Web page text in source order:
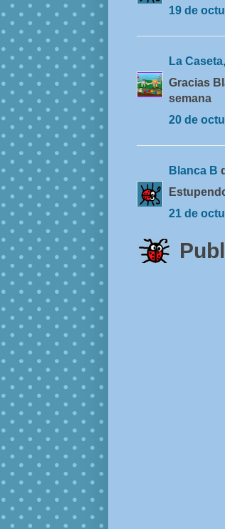
19 de
La
Gracias
semana
20 de
Blanca B
21 de